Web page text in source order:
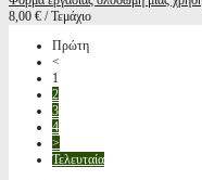
8,00 € / Τεμάχιο
Πρώτη
<
1
2
3
4
>
Τελευταία